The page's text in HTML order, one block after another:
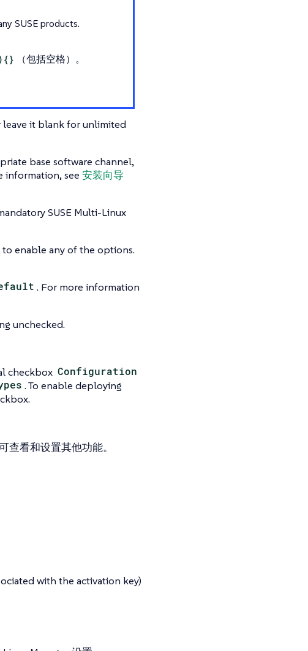
SUSE products.
（包括空格）。
leave it blank for unlimited
base software channel,
information, see 安装向导
SUSE Multi-Linux
enable any of the options.
. For more information
unchecked.
checkbox Configuration
. To enable deploying
看和设置其他功能。
with the activation key)